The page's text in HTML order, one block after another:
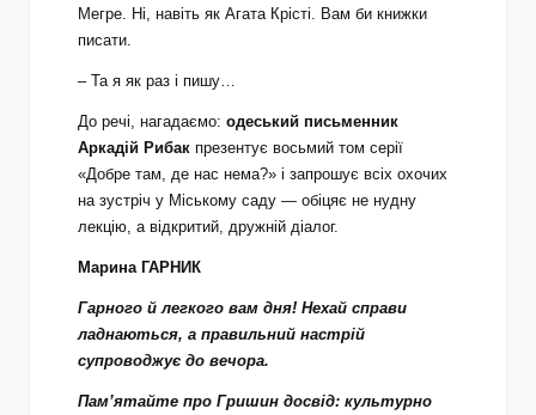
Мегре. Ні, навіть як Агата Крісті. Вам би книжки
писати.
– Та я як раз і пишу…
До речі, нагадаємо: одеський письменник
Аркадій Рибак презентує восьмий том серії
«Добре там, де нас нема?» і запрошує всіх охочих
на зустріч у Міському саду — обіцяє не нудну
лекцію, а відкритий, дружній діалог.
Марина ГАРНИК
Гарного й легкого вам дня! Нехай справи
ладнаються, а правильний настрій
супроводжує до вечора.
Пам’ятайте про Гришин досвід: культурно